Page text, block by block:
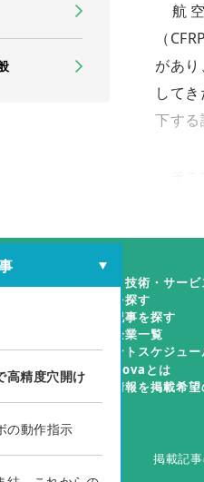
高精度穴開け
の動作指示
航
（
があ
して
下する
そこ
さら
積とAI
を通じ
製品・技術・サー
企業を探す
特集記事を探す
掲載企業一覧
イベントスケジュー
Biz-Novaとは
製品情報を掲載希
掲載記